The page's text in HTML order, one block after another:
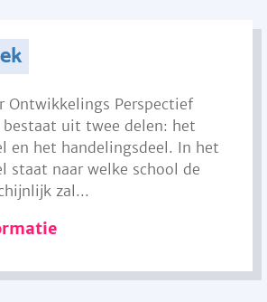
Ontwikkelings Perspectief
bestaat uit twee delen: het
en het handelingsdeel. In het
staat naar welke school de
zal...